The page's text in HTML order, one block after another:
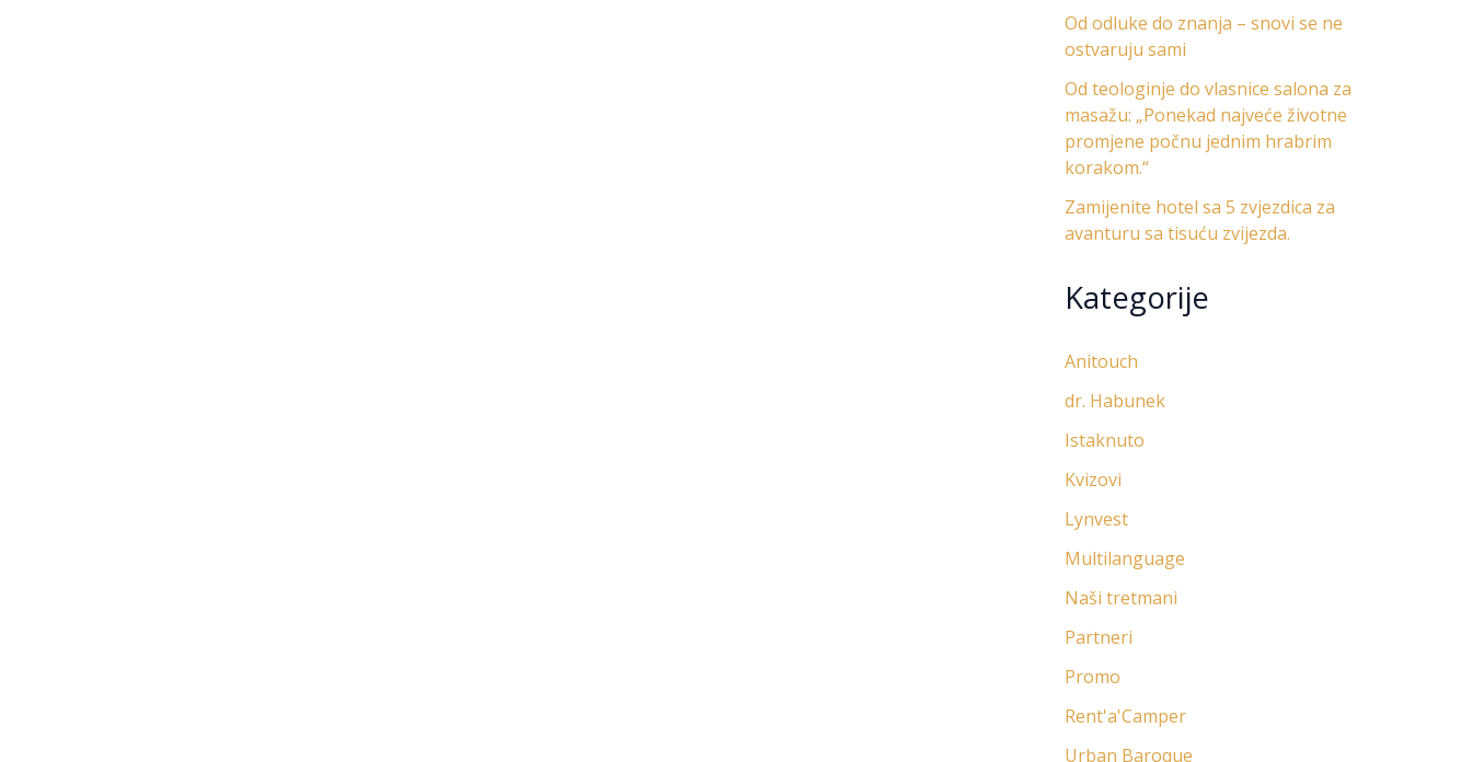
Od odluke do znanja – snovi se ne
ostvaruju sami
Od teologinje do vlasnice salona za
masažu: „Ponekad najveće životne
promjene počnu jednim hrabrim
korakom.“
Zamijenite hotel sa 5 zvjezdica za
avanturu sa tisuću zvijezda.
Kategorije
Anitouch
dr. Habunek
Istaknuto
Kvizovi
Lynvest
Multilanguage
Naši tretmani
Partneri
Promo
Rent'a'Camper
Urban Baroque